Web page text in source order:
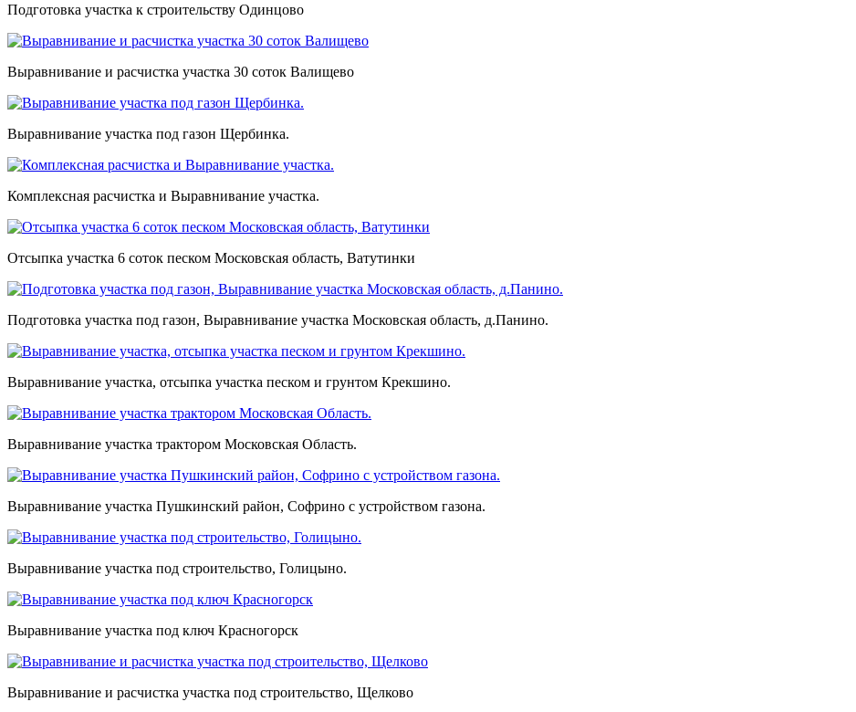
Подготовка участка к строительству Одинцово
Выравнивание и расчистка участка 30 соток Валищево
Выравнивание участка под газон Щербинка.
Комплексная расчистка и Выравнивание участка.
Отсыпка участка 6 соток песком Московская область, Ватутинки
Подготовка участка под газон, Выравнивание участка Московская область, д.Панино.
Выравнивание участка, отсыпка участка песком и грунтом Крекшино.
Выравнивание участка трактором Московская Область.
Выравнивание участка Пушкинский район, Софрино с устройством газона.
Выравнивание участка под строительство, Голицыно.
Выравнивание участка под ключ Красногорск
Выравнивание и расчистка участка под строительство, Щелково